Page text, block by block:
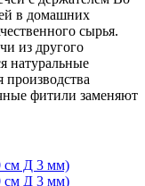
в домашних
сырья.
из другого
натуральные
фитили заменяют